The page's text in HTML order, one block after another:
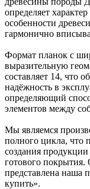
определяет
особенности
гармонично
Формат планок с
выразительную
составляет 14, что
надёжность в
определяющий
элементов между
Мы являемся
полного цикла, что
создания
готового покрытия.
представлена наша
купить».